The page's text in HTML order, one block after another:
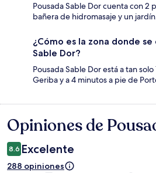
Pousada Sable Dor cuenta con 2
bañera de hidromasaje y un
¿Cómo es la zona donde
Sable Dor?
Pousada Sable Dor está a tan
Geriba y a 4 minutos a pie de
Opiniones
Opiniones de
8.6 Excelente
288 opiniones